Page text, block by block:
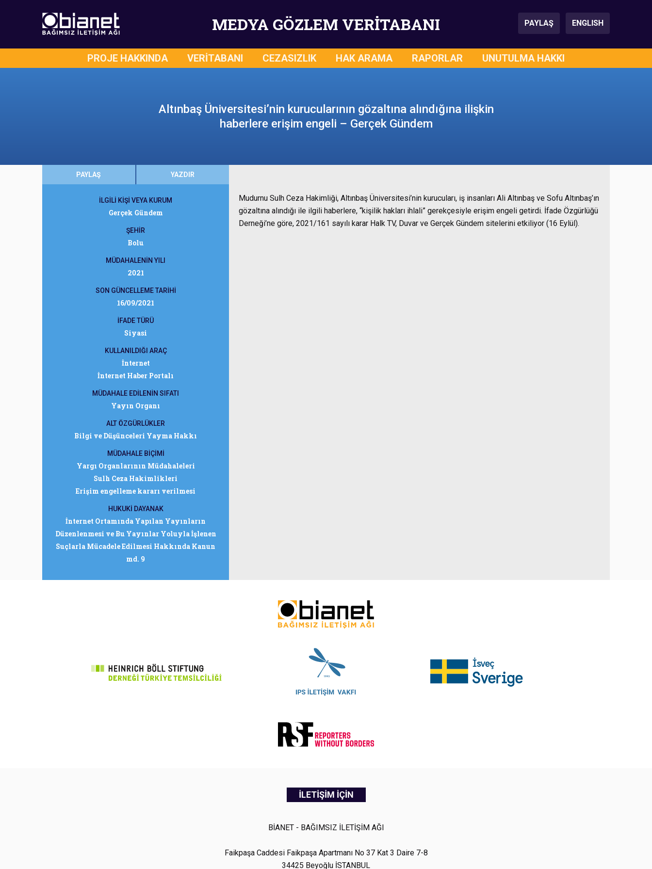
MEDYA GÖZLEM VERİTABANI PAYLAŞ ENGLISH
PROJE HAKKINDA VERİTABANI CEZASIZLIK HAK ARAMA RAPORLAR UNUTULMA HAKKI
Altınbaş Üniversitesi’nin kurucularının gözaltına alındığına ilişkin
haberlere erişim engeli – Gerçek Gündem
PAYLAŞ YAZDIR
İLGİLİ KİŞİ VEYA KURUM
Gerçek Gündem
ŞEHİR
Bolu
MÜDAHALENİN YILI
2021
SON GÜNCELLEME TARİHİ
16/09/2021
İFADE TÜRÜ
Siyasi
KULLANILDIĞI ARAÇ
İnternet
İnternet Haber Portalı
MÜDAHALE EDİLENİN SIFATI
Yayın Organı
ALT ÖZGÜRLÜKLER
Bilgi ve Düşünceleri Yayma Hakkı
MÜDAHALE BİÇİMİ
Yargı Organlarının Müdahaleleri
Sulh Ceza Hakimlikleri
Erişim engelleme kararı verilmesi
HUKUKİ DAYANAK
İnternet Ortamında Yapılan Yayınların
Düzenlenmesi ve Bu Yayınlar Yoluyla İşlenen
Suçlarla Mücadele Edilmesi Hakkında Kanun
md. 9
Mudurnu Sulh Ceza Hakimliği, Altınbaş Üniversitesi’nin kurucuları, iş insanları Ali Altınbaş ve Sofu Altınbaş’ın
gözaltına alındığı ile ilgili haberlere, “kişilik hakları ihlali” gerekçesiyle erişim engeli getirdi. İfade Özgürlüğü
Derneği’ne göre, 2021/161 sayılı karar Halk TV, Duvar ve Gerçek Gündem sitelerini etkiliyor (16 Eylül).
İLETİŞİM İÇİN
BİANET - BAĞIMSIZ İLETİŞİM AĞI
Faikpaşa Caddesi Faikpaşa Apartmanı No 37 Kat 3 Daire 7-8
34425 Beyoğlu İSTANBUL